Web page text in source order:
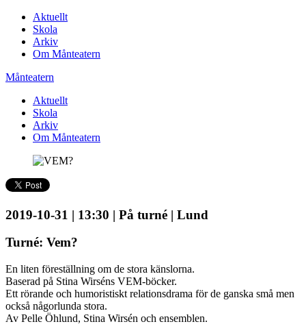
Aktuellt
Skola
Arkiv
Om Månteatern
Månteatern
Aktuellt
Skola
Arkiv
Om Månteatern
2019-10-31 | 13:30 | På turné | Lund
Turné: Vem?
En liten föreställning om de stora känslorna.
Baserad på Stina Wirséns VEM-böcker.
Ett rörande och humoristiskt relationsdrama för de ganska små men
också någorlunda stora.
Av Pelle Öhlund, Stina Wirsén och ensemblen.